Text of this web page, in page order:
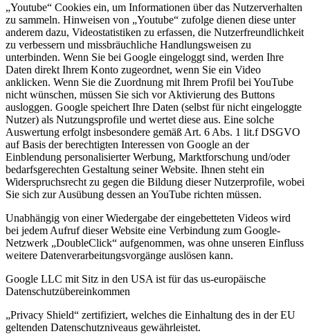
„Youtube“ Cookies ein, um Informationen über das Nutzerverhalten
zu sammeln. Hinweisen von „Youtube“ zufolge dienen diese unter
anderem dazu, Videostatistiken zu erfassen, die Nutzerfreundlichkeit
zu verbessern und missbräuchliche Handlungsweisen zu
unterbinden. Wenn Sie bei Google eingeloggt sind, werden Ihre
Daten direkt Ihrem Konto zugeordnet, wenn Sie ein Video
anklicken. Wenn Sie die Zuordnung mit Ihrem Profil bei YouTube
nicht wünschen, müssen Sie sich vor Aktivierung des Buttons
ausloggen. Google speichert Ihre Daten (selbst für nicht eingeloggte
Nutzer) als Nutzungsprofile und wertet diese aus. Eine solche
Auswertung erfolgt insbesondere gemäß Art. 6 Abs. 1 lit.f DSGVO
auf Basis der berechtigten Interessen von Google an der
Einblendung personalisierter Werbung, Marktforschung und/oder
bedarfsgerechten Gestaltung seiner Website. Ihnen steht ein
Widerspruchsrecht zu gegen die Bildung dieser Nutzerprofile, wobei
Sie sich zur Ausübung dessen an YouTube richten müssen.
Unabhängig von einer Wiedergabe der eingebetteten Videos wird
bei jedem Aufruf dieser Website eine Verbindung zum Google-
Netzwerk „DoubleClick“ aufgenommen, was ohne unseren Einfluss
weitere Datenverarbeitungsvorgänge auslösen kann.
Google LLC mit Sitz in den USA ist für das us-europäische
Datenschutzübereinkommen
„Privacy Shield“ zertifiziert, welches die Einhaltung des in der EU
geltenden Datenschutzniveaus gewährleistet.